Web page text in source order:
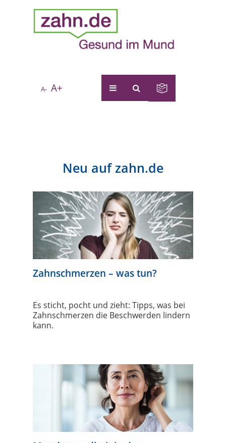
A- A+
Neu auf zahn.de
Zahnschmerzen – was tun?
Es sticht, pocht und zieht: Tipps, was bei
Zahnschmerzen die Beschwerden lindern
kann.